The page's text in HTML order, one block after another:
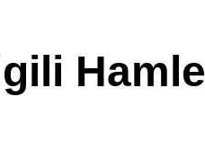
Hamle